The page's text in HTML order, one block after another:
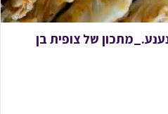
של צופית בן